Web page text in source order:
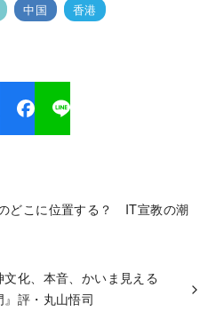
中国 香港
どこに位置する？ IT宣教の潮
文化、本音、かいま見える
』評・丸山悟司